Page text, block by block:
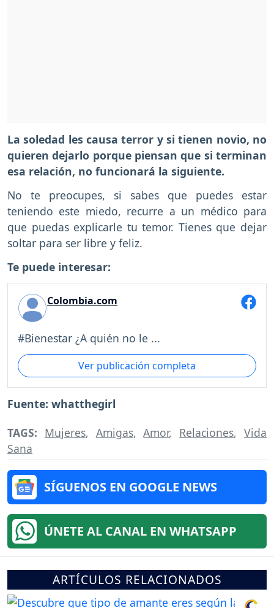
La soledad les causa terror y si tienen novio, no
quieren dejarlo porque piensan que si terminan
esa relación, no funcionará la siguiente.
No te preocupes, si sabes que puedes estar
teniendo este miedo, recurre a un médico para
que puedas explicarle tu temor. Tienes que dejar
soltar para ser libre y feliz.
Te puede interesar:
Colombia.com
#Bienestar ¿A quién no le ...
Ver publicación completa
Fuente: whatthegirl
TAGS: Mujeres, Amigas,Amor, Relaciones,Vida
Sana
SÍGUENOS EN GOOGLE NEWS
ÚNETE AL CANAL EN WHATSAPP
ARTÍCULOS RELACIONADOS